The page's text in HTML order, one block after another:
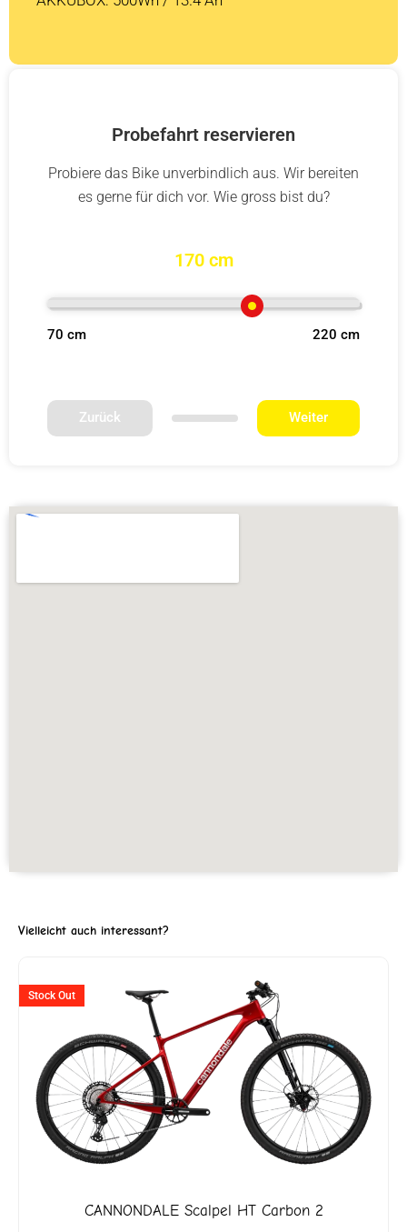
Probefahrt reservieren
Probiere das Bike unverbindlich aus. Wir bereiten
es gerne für dich vor. Wie gross bist du?
170 cm
70 cm 220 cm
Zurück Weiter
Vielleicht auch interessant?
Stock Out
CANNONDALEScalpel HT Carbon 2
Ursprünglicher
Preis
war:
CHF 5'199
ist:
CHF